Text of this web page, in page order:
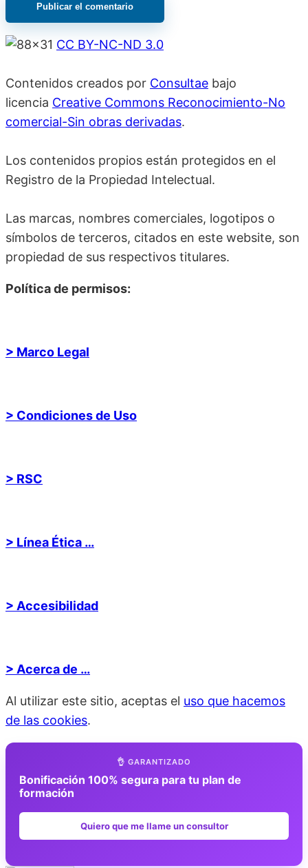
CC BY-NC-ND 3.0
Contenidos creados por Consultae bajo
licencia Creative Commons Reconocimiento-No
comercial-Sin obras derivadas.
Los contenidos propios están protegidos en el
Registro de la Propiedad Intelectual.
Las marcas, nombres comerciales, logotipos o
símbolos de terceros, citados en este website, son
propiedad de sus respectivos titulares.
Política de permisos:
> Marco Legal
> Condiciones de Uso
> RSC
> Línea Ética …
> Accesibilidad
> Acerca de …
Al utilizar este sitio, aceptas el uso que hacemos
de las cookies.
👌 GARANTIZADO
Bonificación 100% segura para tu plan de
formación
Quiero que me llame un consultor